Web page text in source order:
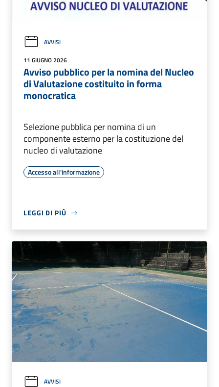
AVVISI
11 GIUGNO 2026
Avviso pubblico per la nomina del Nucleo
di Valutazione costituito in forma
monocratica
Selezione pubblica per nomina di un
componente esterno per la costituzione del
nucleo di valutazione
Accesso all'informazione
LEGGI DI PIÙ
AVVISI